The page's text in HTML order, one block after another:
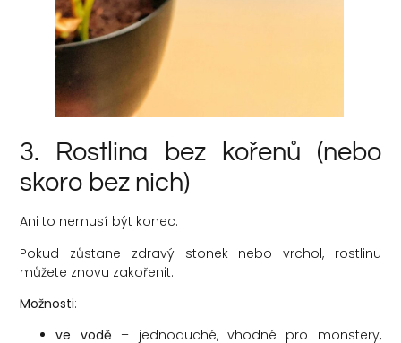
3. Rostlina bez kořenů (nebo
skoro bez nich)
Ani to nemusí být konec.
Pokud zůstane zdravý stonek nebo vrchol, rostlinu
můžete znovu zakořenit.
Možnosti:
ve vodě – jednoduché, vhodné pro monstery,